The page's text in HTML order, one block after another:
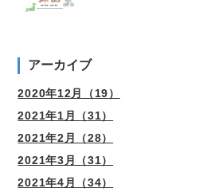
アーカイブ
2020年12月（19）
2021年1月（31）
2021年2月（28）
2021年3月（31）
2021年4月（34）